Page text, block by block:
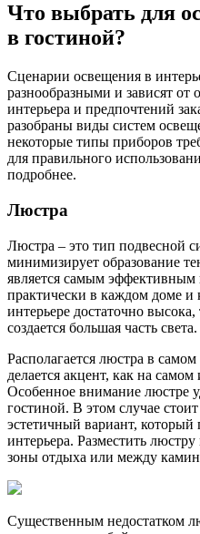
Что выбрать для
в гостиной?
Сценарии освещения в
разнообразными и зависят от
интерьера и предпочтений
разобраны виды систем
некоторые типы приборов
для правильного
подробнее.
Люстра
Люстра – это тип подвесной
минимизирует образование
является самым эффективным
практически в каждом доме и
интерьере достаточно
создается большая часть света.
Располагается люстра в
делается акцент, как на самом
Особенное внимание люстре
гостиной. В этом случае
эстетичный вариант, который
интерьера. Разместить
зоны отдыха или между
Существенным недостатком